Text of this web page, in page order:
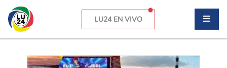
LU24 EN VIVO